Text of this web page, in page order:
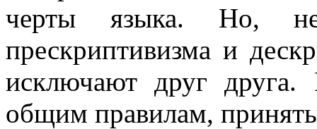
черты языка. Но,
прескриптивизма и
исключают друг друга.
общим правилам,